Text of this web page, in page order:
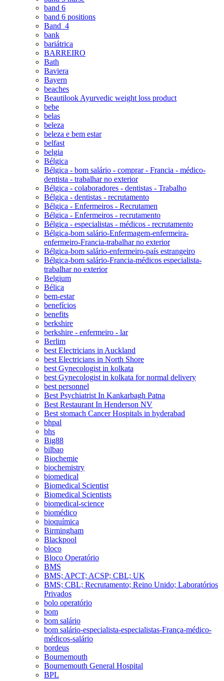
band 6
band 6 positions
Band_4
bank
bariátrica
BARREIRO
Bath
Baviera
Bayern
beaches
Beautilook Ayurvedic weight loss product
bebe
belas
beleza
beleza e bem estar
belfast
belgia
Bélgica
Bélgica - bom salário - comprar - Francia - médico-
dentista - trabalhar no exterior
Bélgica - colaboradores - dentistas - Trabalho
Bélgica - dentistas - recrutamento
Bélgica - Enfermeiros - Recrutamen
Bélgica - Enfermeiros - recrutamento
Bélgica - especialistas - médicos - recrutamento
Bélgica-bom salário-Enfermagem-enfermeira-
enfermeiro-Francia-trabalhar no exterior
Bélgica-bom salário-enfermeiro-país estrangeiro
Bélgica-bom salário-Francia-médicos especialista-
trabalhar no exterior
Belgium
Bélica
bem-estar
benefícios
benefits
berkshire
berkshire - enfermeiro - lar
Berlim
best Electricians in Auckland
best Electricians in North Shore
best Gynecologist in kolkata
best Gynecologist in kolkata for normal delivery
best personnel
Best Psychiatrist In Kankarbagh Patna
Best Restaurant In Henderson NV
Best stomach Cancer Hospitals in hyderabad
bhpal
bhs
Big88
bilbao
Biochemie
biochemistry
biomedical
Biomedical Scientist
Biomedical Scientists
biomedical-science
biomédico
bioquímica
Birmingham
Blackpool
bloco
Bloco Operatório
BMS
BMS; APCT; ACSP; CBL; UK
BMS; CBL; Recrutamento; Reino Unido; Laboratórios
Privados
bolo operatório
bom
bom salário
bom salário-especialista-especialistas-França-médico-
médicos-salário
bordeus
Bournemouth
Bournemouth General Hospital
BPL